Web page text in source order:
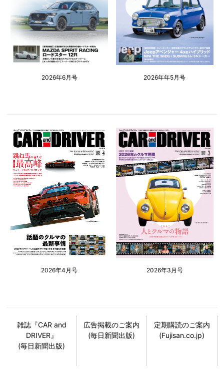
2026年6月号 2026年年5月号
2026年4月号 2026年3月号
雑誌『CAR and
DRIVER』
(毎日新聞出版)
広告掲載のご案内
(毎日新聞出版)
定期購読のご案内
(Fujisan.co.jp)